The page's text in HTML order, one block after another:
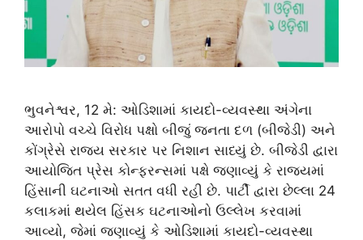
ભુવનેશ્વર, 12 મે: ઓડિશામાં કાયદો-વ્યવસ્થા અંગેના
આરોપો વચ્ચે વિરોધ પક્ષો બીજું જનતા દળ (બીજેડી) અને
કોંગ્રેસે રાજ્ય સરકાર પર નિશાન સાધ્યું છે. બીજેડી દ્વારા
આયોજિત પ્રેસ કોન્ફરન્સમાં પક્ષે જણાવ્યું કે રાજ્યમાં
હિંસાની ઘટનાઓ સતત વધી રહી છે. પાર્ટી દ્વારા છેલ્લા 24
કલાકમાં થયેલ હિંસક ઘટનાઓનો ઉલ્લેખ કરવામાં
આવ્યો, જેમાં જણાવ્યું કે ઓડિશામાં કાયદો-વ્યવસ્થા